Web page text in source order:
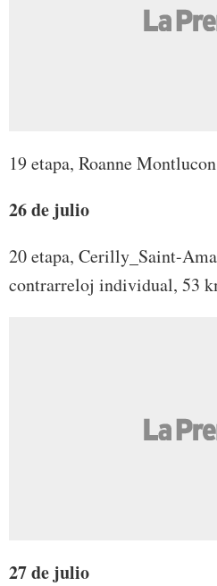
19 etapa, Roanne
26 de julio
20 etapa, Cerilly_Saint-
contrarreloj individual, 53
27 de julio